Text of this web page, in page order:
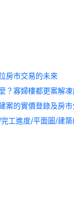
房市交易的未來
？寡婦樓都更案解
案的實價登錄及房
工進度/平面圖/建